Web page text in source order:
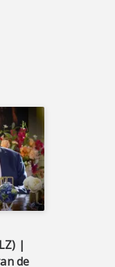
|
de